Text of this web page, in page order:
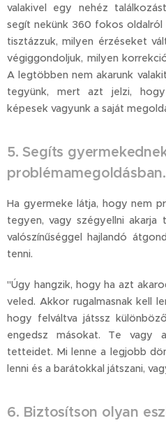
valakivel egy nehéz
segít nekünk 360 fokos
tisztázzuk, milyen érzéseket
végiggondoljuk, milyen
A legtöbben nem akarunk
tegyünk, mert azt jelzi,
képesek vagyunk a saját
5. Segíts
problémamegoldásban.
Ha gyermeke látja, hogy nem
tegyen, vagy szégyellni
valószínűséggel hajlandó
tenni.
"Úgy hangzik, hogy ha azt
veled. Akkor rugalmasnak kell
hogy felváltva játssz
engedsz másokat. Te vagy
tetteidet. Mi lenne a legjobb
lenni és a barátokkal játszani,
6. Biztosítson olyan